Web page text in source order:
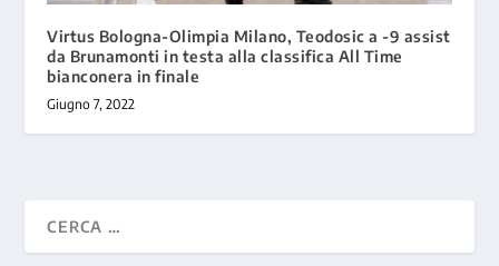
Virtus Bologna-Olimpia Milano, Teodosic a -9 assist
da Brunamonti in testa alla classifica All Time
bianconera in finale
Giugno 7, 2022